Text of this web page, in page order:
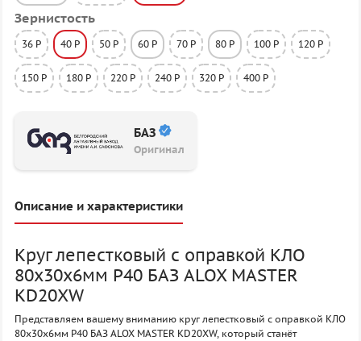
Зернистость
36 P 40 P 50 P 60 P 70 P 80 P 100 P 120 P
150 P 180 P 220 P 240 P 320 P 400 P
БАЗ
Оригинал
Описание и характеристики
Круг лепестковый с оправкой КЛО
80х30х6мм P40 БАЗ ALOX MASTER
KD20XW
Представляем вашему вниманию круг лепестковый с оправкой КЛО
80х30х6мм P40 БАЗ ALOX MASTER KD20XW, который станёт